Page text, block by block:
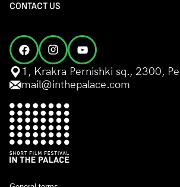
CONTACT US
1, Krakra Pernishki sq., 2300,
mail@inthepalace.com